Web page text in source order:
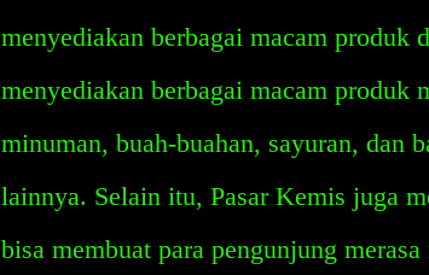
menyediakan berbagai macam produk
menyediakan berbagai macam produk
minuman, buah-buahan, sayuran, dan
lainnya. Selain itu, Pasar Kemis juga
bisa membuat para pengunjung